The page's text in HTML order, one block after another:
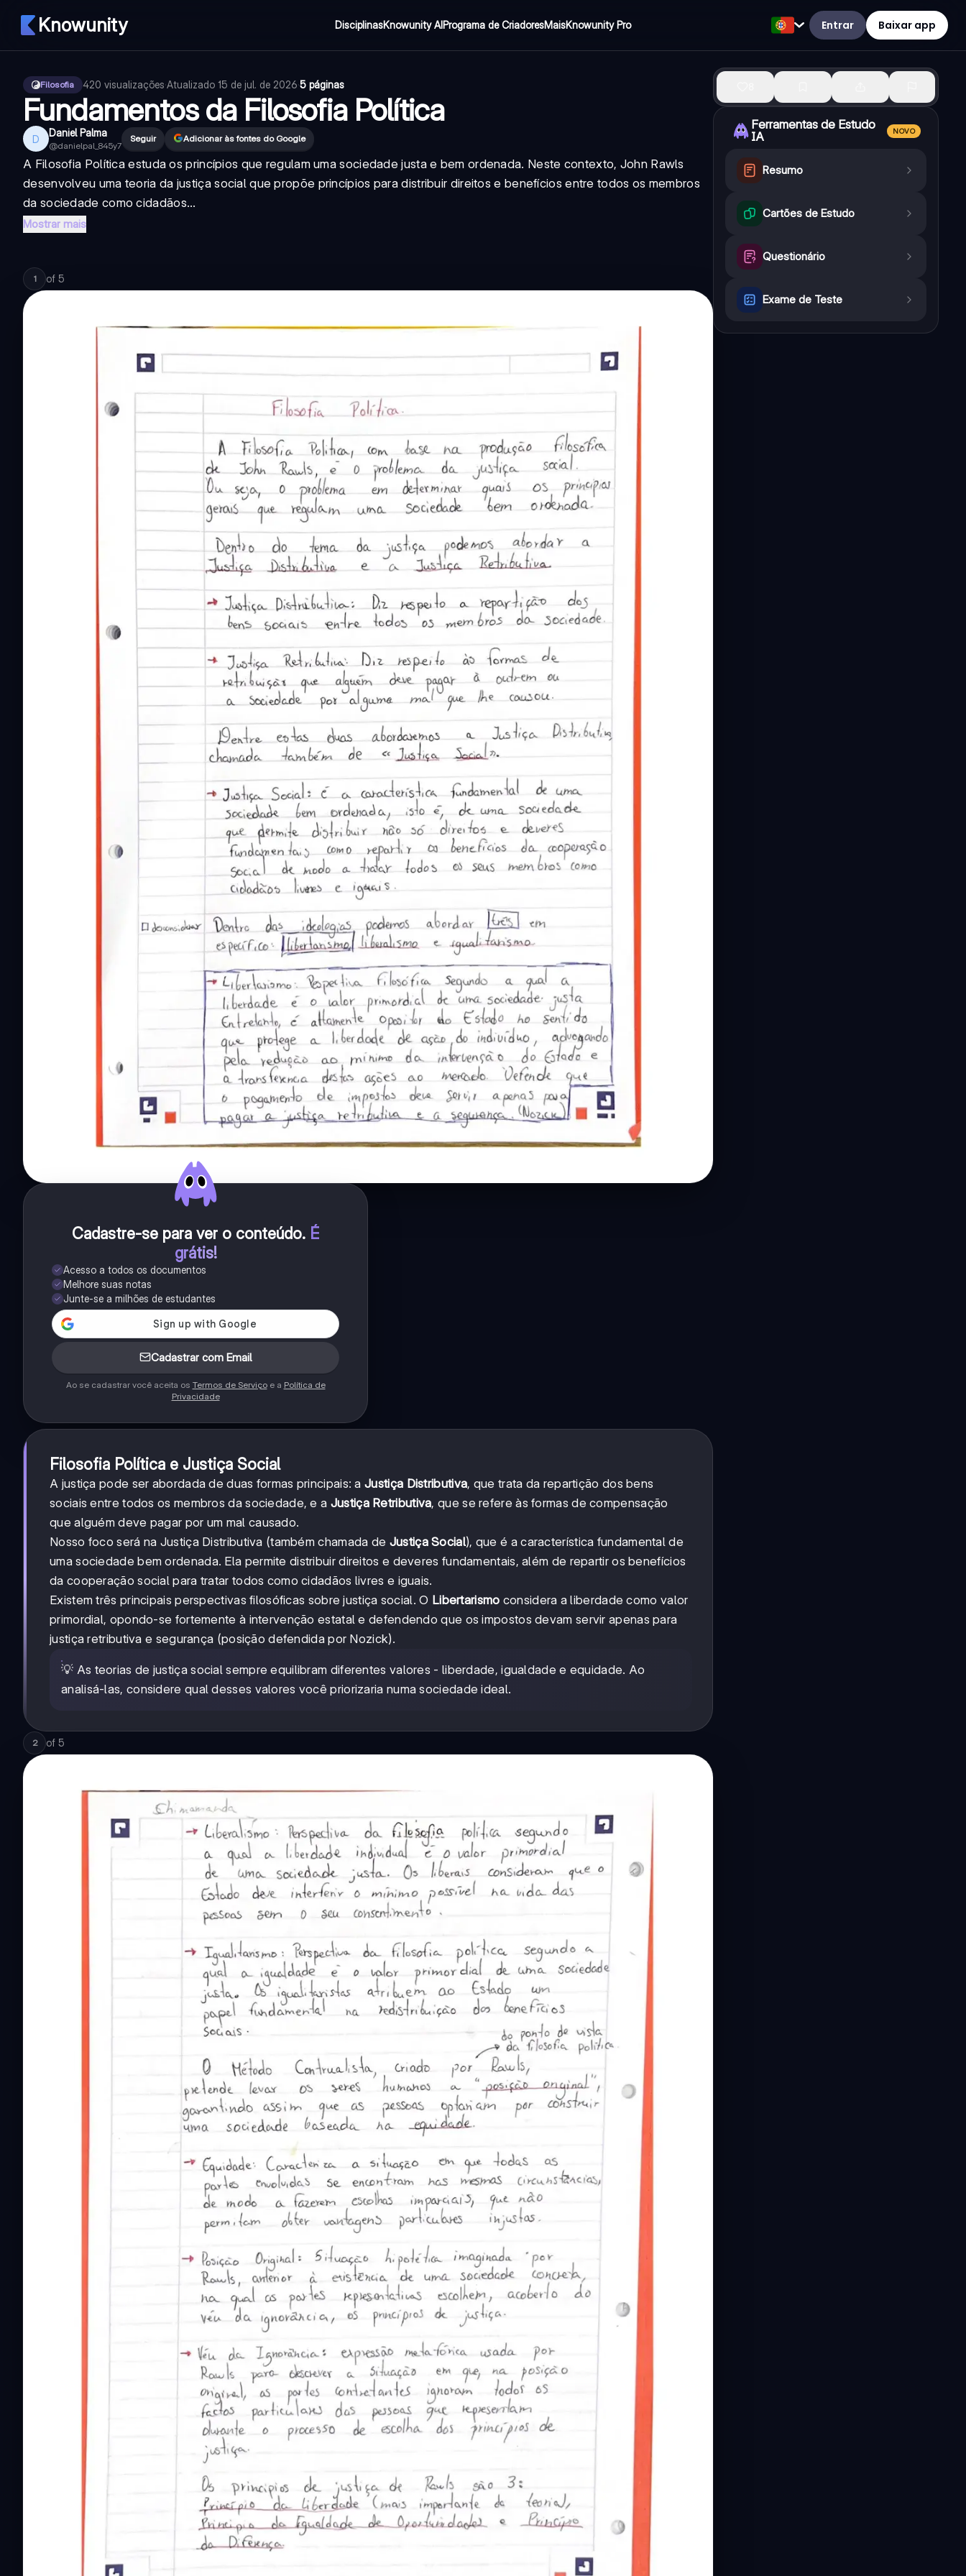
Knowunity DisciplinasKnowunity AIPrograma de CriadoresMaisKnowunity Pro Entrar Baixar app
Filosofia 420 visualizações·Atualizado 15 de jul. de 2026·5 páginas
Fundamentos da Filosofia Política
D Daniel Palma
@danielpal_845y7
Seguir Adicionar às fontes do Google
A Filosofia Política estuda os princípios que regulam uma sociedade justa e bem ordenada. Neste contexto, John Rawls
desenvolveu uma teoria da justiça social que propõe princípios para distribuir direitos e benefícios entre todos os membros
da sociedade como cidadãos...
Mostrar mais
1 of 5
Cadastre-se para ver o conteúdo. É
grátis!
Acesso a todos os documentos
Melhore suas notas
Junte-se a milhões de estudantes
Cadastrar com Email
Ao se cadastrar você aceita os Termos de Serviçoe a Política de
Privacidade
Filosofia Política e Justiça Social
A justiça pode ser abordada de duas formas principais: aJustiça Distributiva, que trata da repartição dos bens
sociais entre todos os membros da sociedade, e a Justiça Retributiva, que se refere às formas de compensação
que alguém deve pagar por um mal causado.
Nosso foco será na Justiça Distributiva (também chamada de Justiça Social), que é a característica fundamental de
uma sociedade bem ordenada. Ela permite distribuir direitos e deveres fundamentais, além de repartir os benefícios
da cooperação social para tratar todos como cidadãos livres e iguais.
Existem três principais perspectivas filosóficas sobre justiça social. O Libertarismo considera a liberdade como valor
primordial, opondo-se fortemente à intervenção estatal e defendendo que os impostos devam servir apenas para
justiça retributiva e segurança (posição defendida por Nozick).
💡 As teorias de justiça social sempre equilibram diferentes valores - liberdade, igualdade e equidade. Ao
analisá-las, considere qual desses valores você priorizaria numa sociedade ideal.
2 of 5
Ferramentas de Estudo
IA
NOVO
Resumo
Cartões de Estudo
Questionário
Exame de Teste